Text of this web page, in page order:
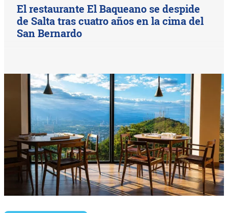
El restaurante El Baqueano se despide
de Salta tras cuatro años en la cima del
San Bernardo